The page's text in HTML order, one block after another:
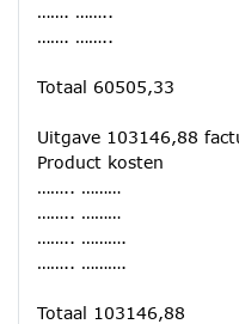
……. ……..
……. ……..
Totaal 60505,33
Uitgave 103146,88
Product kosten
…….. ………
…….. ………
…….. ……….
…….. ……….
Totaal 103146,88